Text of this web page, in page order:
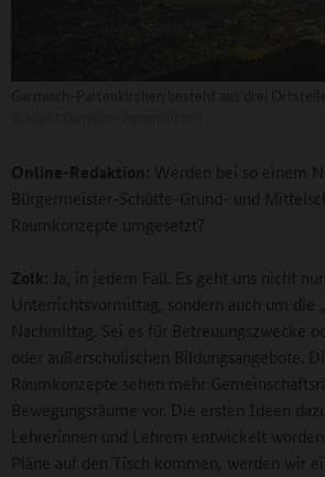
Online-Redaktion: Werden bei so einem
Bürgermeister-Schütte-Grund- und
Raumkonzepte umgesetzt?
Zolk:
Ja, in jedem Fall. Es geht uns nicht
Unterrichtsvormittag, sondern auch um die
Nachmittag. Sei es für Betreuungszwecke
oder außerschulischen Bildungsangebote.
Raumkonzepte sehen mehr
Bewegungsräume vor. Die ersten Ideen
Lehrerinnen und Lehrern entwickelt
Pläne auf den Tisch kommen, werden wir